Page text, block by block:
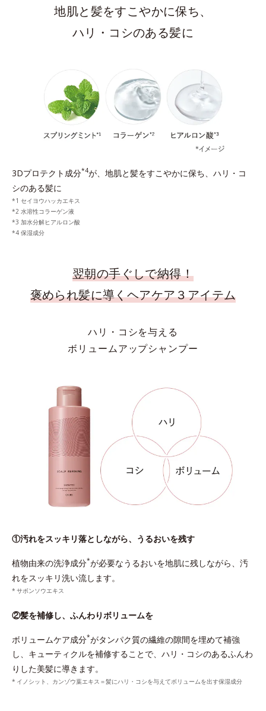
地肌と髪をすこやかに保ち、
ハリ・コシのある髪に
3Dプロテクト成分*4が、地肌と髪をすこやかに保ち、ハリ・コ
シのある髪に
セイヨウハッカエキス
水溶性コラーゲン液
加水分解ヒアルロン酸
保湿成分
翌朝の手ぐしで納得！
褒められ髪に導くヘアケア３アイテム
ハリ・コシを与える
ボリュームアップシャンプー
①汚れをスッキリ落としながら、うるおいを残す
植物由来の洗浄成分*が必要なうるおいを地肌に残しながら、汚
れをスッキリ洗い流します。
サボンソウエキス
②髪を補修し、ふんわりボリュームを
ボリュームケア成分*がタンパク質の繊維の隙間を埋めて補強
し、キューティクルを補修することで、ハリ・コシのあるふんわ
りした美髪に導きます。
イノシット、カンゾウ葉エキス＝髪にハリ・コシを与えてボリュームを出す保湿成分